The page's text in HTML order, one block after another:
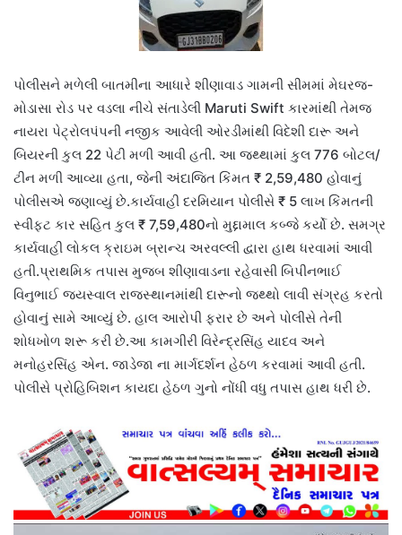
પોલીસને મળેલી બાતમીના આધારે શીણાવાડ ગામની સીમમાં મેઘરજ-
મોડાસા રોડ પર વડલા નીચે સંતાડેલી Maruti Swift કારમાંથી તેમજ
નાયરા પેટ્રોલપંપની નજીક આવેલી ઓરડીમાંથી વિદેશી દારૂ અને
બિયરની કુલ 22 પેટી મળી આવી હતી. આ જથ્થામાં કુલ 776 બોટલ/
ટીન મળી આવ્યા હતા, જેની અંદાજિત કિંમત ₹ 2,59,480 હોવાનું
પોલીસએ જણાવ્યું છે.કાર્યવાહી દરમિયાન પોલીસે ₹ 5 લાખ કિંમતની
સ્વીફ્ટ કાર સહિત કુલ ₹ 7,59,480નો મુદ્દામાલ કબ્જે કર્યો છે. સમગ્ર
કાર્યવાહી લોકલ ક્રાઇમ બ્રાન્ચ અરવલ્લી દ્વારા હાથ ધરવામાં આવી
હતી.પ્રાથમિક તપાસ મુજબ શીણાવાડના રહેવાસી બિપીનભાઈ
વિનુભાઈ જયસ્વાલ રાજસ્થાનમાંથી દારૂનો જથ્થો લાવી સંગ્રહ કરતો
હોવાનું સામે આવ્યું છે. હાલ આરોપી ફરાર છે અને પોલીસે તેની
શોધખોળ શરૂ કરી છે.આ કામગીરી વિરેન્દ્રસિંહ યાદવ અને
મનોહરસિંહ એન. જાડેજા ના માર્ગદર્શન હેઠળ કરવામાં આવી હતી.
પોલીસે પ્રોહિબિશન કાયદા હેઠળ ગુનો નોંધી વધુ તપાસ હાથ ધરી છે.